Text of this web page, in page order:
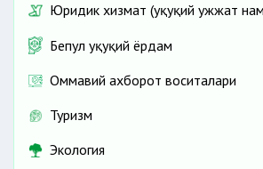
Юридик хизмат (ҳуқуқий ҳужжат
Бепул ҳуқуқий ёрдам
Оммавий ахборот воситалари
Туризм
Экология